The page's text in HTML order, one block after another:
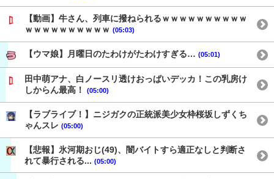
【動画】牛さん、列車に撥ねられるｗｗｗｗｗｗｗｗｗｗ
ｗｗｗｗｗｗｗｗｗｗ (05:03)
【ウマ娘】月曜日のたわけがたわけすぎる… (05:01)
田中萌アナ、白ノースリ透けおっぱいデッカ！この乳房け
しからん最高！
(05:00)
【ラブライブ！】ニジガクの正統派美少女枠桜坂しずくち
ゃんスレ (05:00)
【悲報】氷河期おじ(49)、闇バイトすら適正なしと判断さ
れて暴行される... (05:00)